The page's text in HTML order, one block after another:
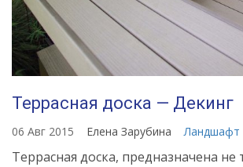
Террасная доска — Декинг
06 Авг 2015 Елена Зарубина Ландшафт
Террасная доска, предназначена не